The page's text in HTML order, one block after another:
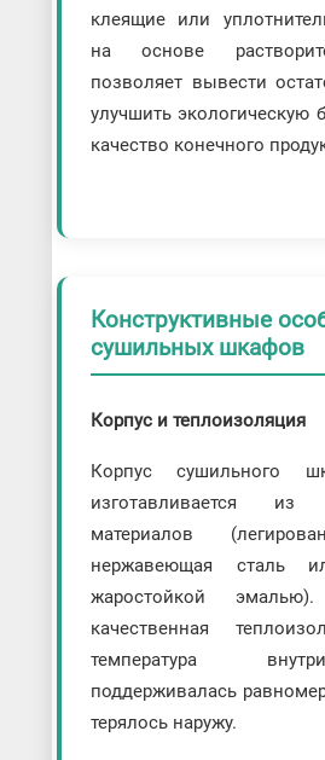
клеящие или
на основе
позволяет вывести
улучшить экологическую
качество конечного
Конструктивные
сушильных шкафов
Корпус и теплоизоляция
Корпус сушильного
изготавливается из
материалов
нержавеющая сталь
жаростойкой эмалью).
качественная
температура
поддерживалась
терялось наружу.